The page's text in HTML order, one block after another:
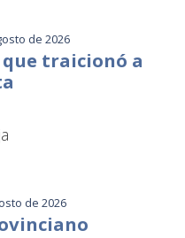
de 2026
traicionó a
de 2026